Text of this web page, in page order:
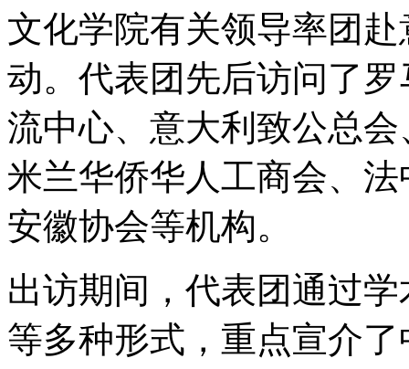
文化学院有关领导率团
动。代表团先后访问了
流中心、意大利致公总
米兰华侨华人工商会、
安徽协会等机构。
出访期间，代表团通过
等多种形式，重点宣介